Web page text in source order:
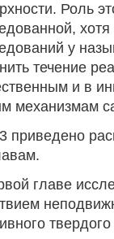
Роль
у
течение
и в
механизмам
приведено
главе